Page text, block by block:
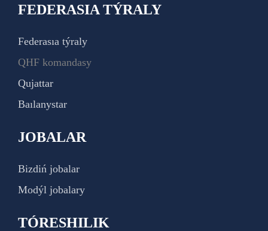
FEDERASIA TÝRALY
Federasıa týraly
QHF komandasy
Qujattar
Baılanystar
JOBALAR
Bizdiń jobalar
Modýl jobalary
TÓRESHILIK